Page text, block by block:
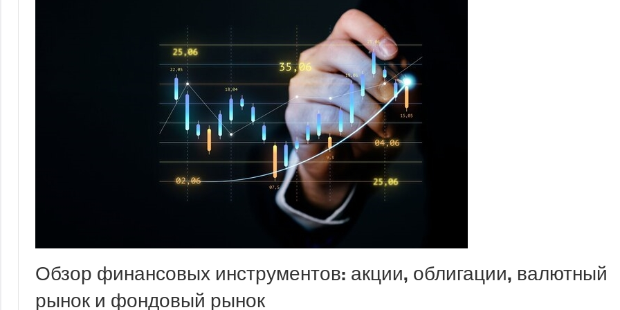
Обзор финансовых инструментов: акции, облигации, валютный
рынок и фондовый рынок